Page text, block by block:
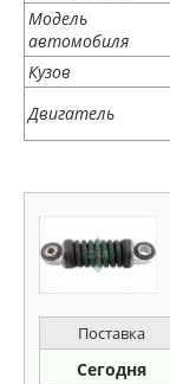
Модель
автомобиля
Кузов
Двигатель
Поставка
Сегодня